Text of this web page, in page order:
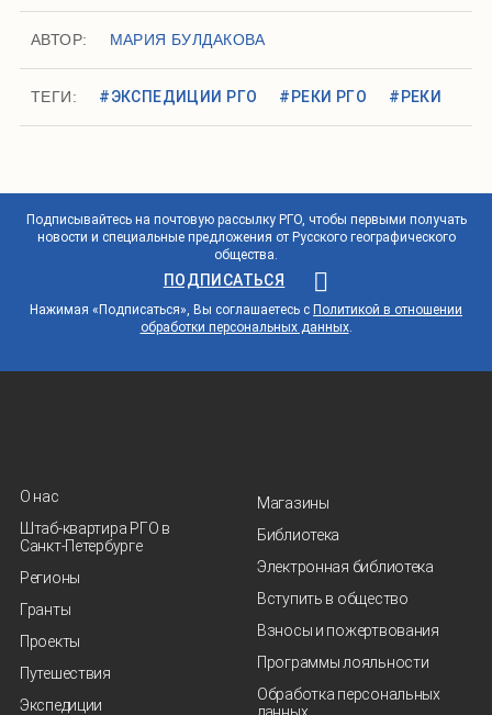
АВТОР: МАРИЯ БУЛДАКОВА
ТЕГИ: #ЭКСПЕДИЦИИ РГО #РЕКИ РГО #РЕКИ
Подписывайтесь на почтовую рассылку РГО, чтобы первыми получать
новости и специальные предложения от Русского географического
общества.
ПОДПИСАТЬСЯ
Нажимая «Подписаться», Вы соглашаетесь с Политикой в отношении
обработки персональных данных.
О нас
Штаб-квартира РГО в
Санкт‑Петербурге
Регионы
Гранты
Проекты
Путешествия
Экспедиции
Магазины
Библиотека
Электронная библиотека
Вступить в общество
Взносы и пожертвования
Программы лояльности
Обработка персональных